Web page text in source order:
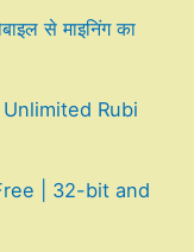
से माइनिंग का
Rubi
| 32-bit and